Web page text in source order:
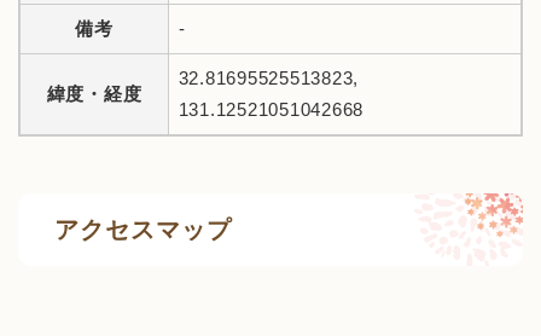
備考 -
緯度・経度
32.81695525513823,
131.12521051042668
アクセスマップ